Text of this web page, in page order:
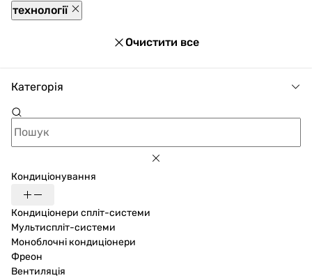
технології
Очистити все
Категорія
Кондиціонування
Кондиціонери спліт-системи
Мультиспліт-системи
Моноблочні кондиціонери
Фреон
Вентиляція